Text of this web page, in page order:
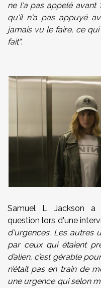
ne l'a pas appelé avant
qu'il n'a pas appuyé
jamais vu le faire, ce
fait".
Samuel L Jackson a
question lors d'une
d'urgences. Les autres
par ceux qui étaient
d’alien, c’est gérable
n’était pas en train de
une urgence qui selon